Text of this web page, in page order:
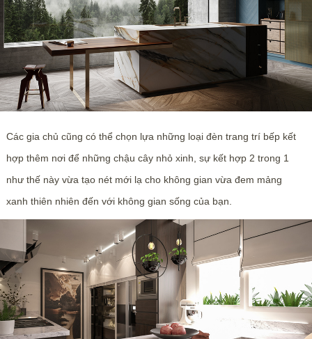
Các gia chủ cũng có thể chọn lựa những loại đèn trang trí bếp kết
hợp thêm nơi để những chậu cây nhỏ xinh, sự kết hợp 2 trong 1
như thế này vừa tạo nét mới lạ cho không gian vừa đem mảng
xanh thiên nhiên đến với không gian sống của bạn.